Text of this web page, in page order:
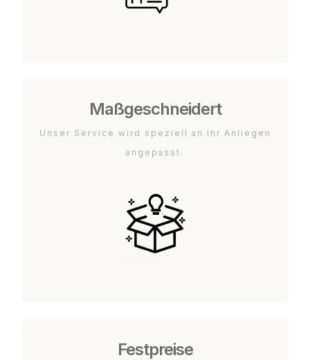
Maßgeschneidert
Unser Service wird speziell an Ihr Anliegen
angepasst.
Festpreise